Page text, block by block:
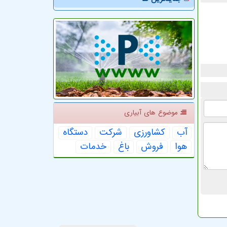
موضوع های آبیاری
آب كشاورزی شركت
دستگاه
هوا
فروش باغ خدمات